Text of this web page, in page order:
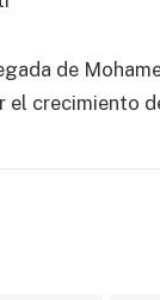
de
el crecimiento